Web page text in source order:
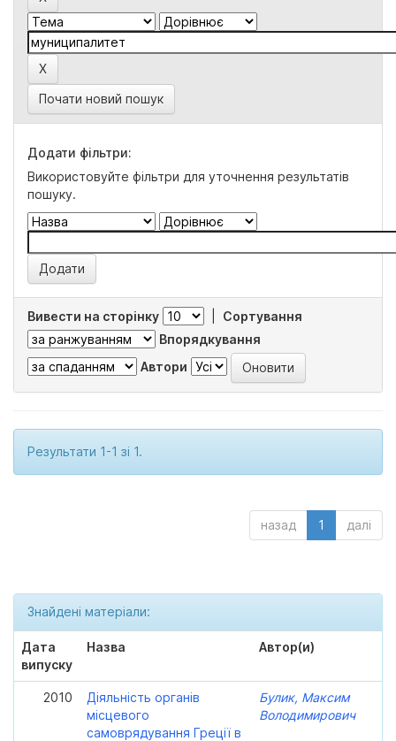
Почати новий пошук
Додати фільтри:
Використовуйте фільтри для уточнення результатів
пошуку.
Вивести на сторінку
Сортування
Впорядкування
Автори
Результати 1-1 зі 1.
назад 1 далі
Знайдені матеріали:
Дата
випуску
Назва Автор(и)
2010
Діяльність органів
місцевого
самоврядування Греції в
Булик, Максим
Володимирович